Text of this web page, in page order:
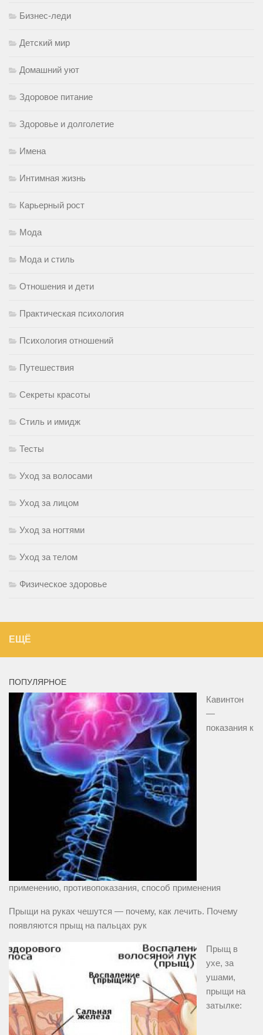
Бизнес-леди
Детский мир
Домашний уют
Здоровое питание
Здоровье и долголетие
Имена
Интимная жизнь
Карьерный рост
Мода
Мода и стиль
Отношения и дети
Практическая психология
Психология отношений
Путешествия
Секреты красоты
Стиль и имидж
Тесты
Уход за волосами
Уход за лицом
Уход за ногтями
Уход за телом
Физическое здоровье
ЕЩЁ
ПОПУЛЯРНОЕ
Кавинтон
—
показания к
применению, противопоказания, способ применения
Прыщи на руках чешутся — почему, как лечить. Почему
появляются прыщ на пальцах рук
Прыщ в
ухе, за
ушами,
прыщи на
затылке: